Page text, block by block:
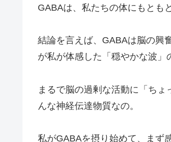
GABAは、私たちの体にもとも
結論を言えば、GABAは脳の興
が私が体感した「穏やかな波」
まるで脳の過剰な活動に「ち
んな神経伝達物質なの。
私がGABAを摂り始めて、まず